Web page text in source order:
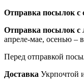
Отправка посылок с
Отправка посылок с
апреле-мае, осенью –
Перед отправкой
Доставка Укрпочтой